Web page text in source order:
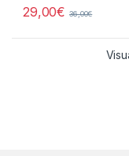
29,00€ 36,00€